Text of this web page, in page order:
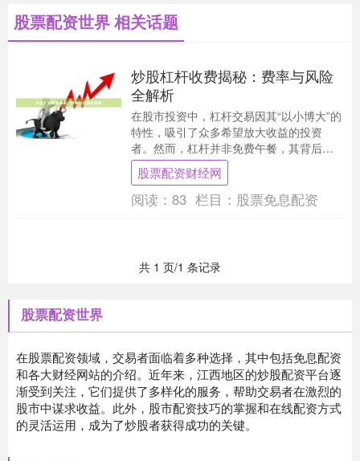
股票配资世界 相关话题
炒股杠杆收费揭秘：费率与风险
全解析
在股市投资中，杠杆交易因其“以小博大”的
特性，吸引了众多希望放大收益的投资
者。然而，杠杆并非免费午餐，其背后隐
藏的收费结构和潜在风险，往往被新手忽
视。本文将为您....
股票配资财经网
阅读： 83 栏目： 股票免息配资
共 1 页/1 条记录
股票配资世界
在股票配资领域，交易者面临着多种选择，其中包括免息配资
和各大财经网站的介绍。近年来，江西地区的炒股配资平台逐
渐受到关注，它们提供了多样化的服务，帮助交易者在激烈的
股市中谋求收益。此外，股市配资技巧的掌握和在线配资方式
的灵活运用，成为了炒股者获得成功的关键。